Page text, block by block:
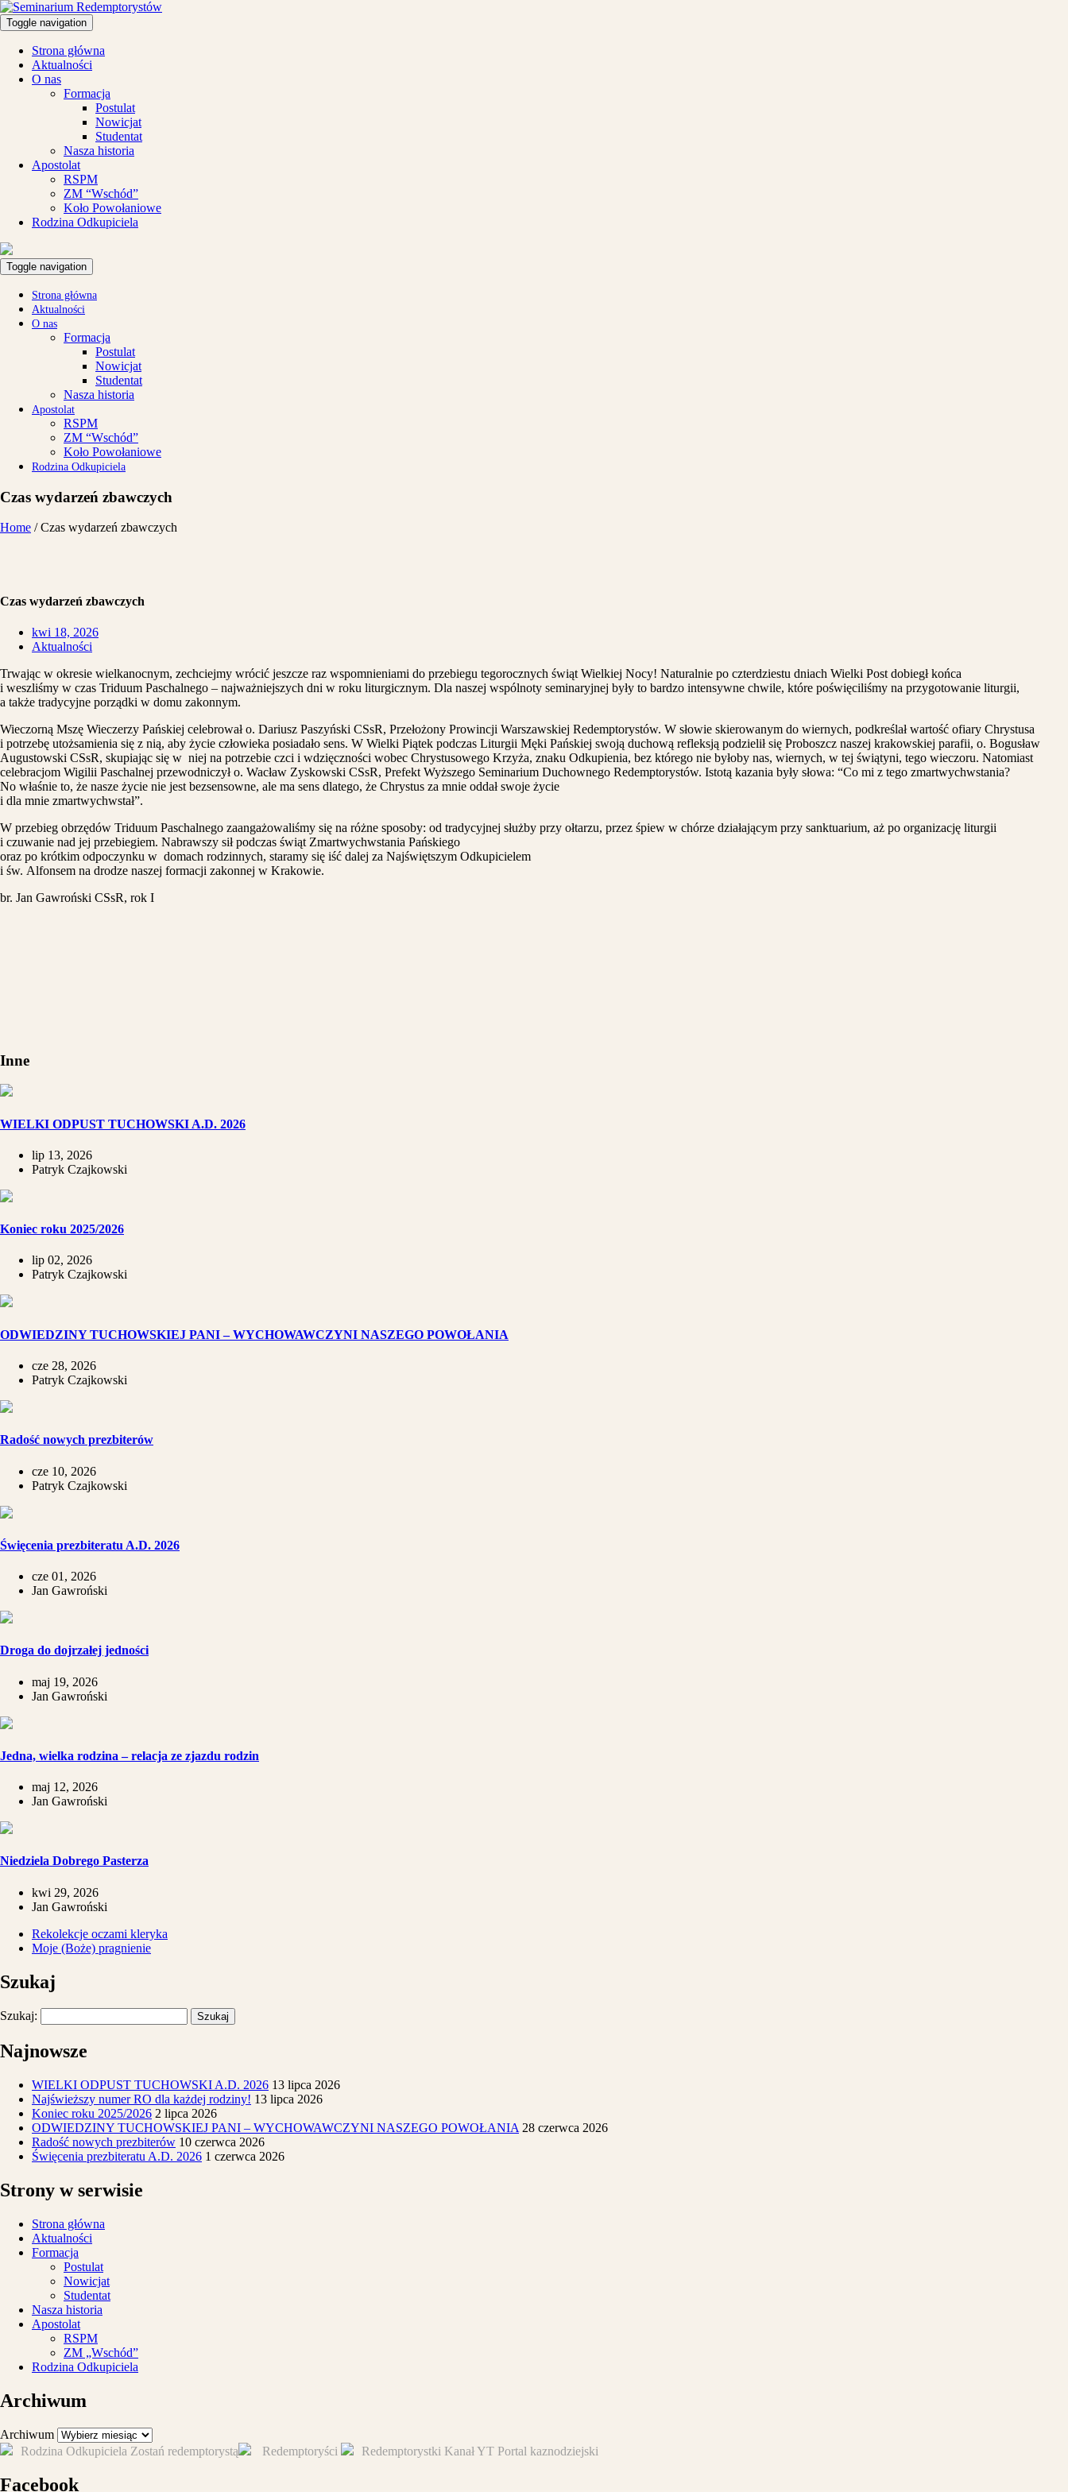
Toggle navigation
Strona główna
Aktualności
O nas
Formacja
Postulat
Nowicjat
Studentat
Nasza historia
Apostolat
RSPM
ZM “Wschód”
Koło Powołaniowe
Rodzina Odkupiciela
Toggle navigation
Strona główna
Aktualności
O nas
Formacja
Postulat
Nowicjat
Studentat
Nasza historia
Apostolat
RSPM
ZM “Wschód”
Koło Powołaniowe
Rodzina Odkupiciela
Czas wydarzeń zbawczych
Home / Czas wydarzeń zbawczych
Czas wydarzeń zbawczych
kwi 18, 2026
Aktualności
Trwając w okresie wielkanocnym, zechciejmy wrócić jeszcze raz wspomnieniami do przebiegu tegorocznych świąt Wielkiej Nocy! Naturalnie po czterdziestu dniach Wielki Post dobiegł końca
i weszliśmy w czas Triduum Paschalnego – najważniejszych dni w roku liturgicznym. Dla naszej wspólnoty seminaryjnej były to bardzo intensywne chwile, które poświęciliśmy na przygotowanie liturgii,
a także tradycyjne porządki w domu zakonnym.
Wieczorną Mszę Wieczerzy Pańskiej celebrował o. Dariusz Paszyński CSsR, Przełożony Prowincji Warszawskiej Redemptorystów. W słowie skierowanym do wiernych, podkreślał wartość ofiary Chrystusa
i potrzebę utożsamienia się z nią, aby życie człowieka posiadało sens. W Wielki Piątek podczas Liturgii Męki Pańskiej swoją duchową refleksją podzielił się Proboszcz naszej krakowskiej parafii, o. Bogusław
Augustowski CSsR, skupiając się w niej na potrzebie czci i wdzięczności wobec Chrystusowego Krzyża, znaku Odkupienia, bez którego nie byłoby nas, wiernych, w tej świątyni, tego wieczoru. Natomiast
celebracjom Wigilii Paschalnej przewodniczył o. Wacław Zyskowski CSsR, Prefekt Wyższego Seminarium Duchownego Redemptorystów. Istotą kazania były słowa: “Co mi z tego zmartwychwstania?
No właśnie to, że nasze życie nie jest bezsensowne, ale ma sens dlatego, że Chrystus za mnie oddał swoje życie
i dla mnie zmartwychwstał”.
W przebieg obrzędów Triduum Paschalnego zaangażowaliśmy się na różne sposoby: od tradycyjnej służby przy ołtarzu, przez śpiew w chórze działającym przy sanktuarium, aż po organizację liturgii
i czuwanie nad jej przebiegiem. Nabrawszy sił podczas świąt Zmartwychwstania Pańskiego
oraz po krótkim odpoczynku w domach rodzinnych, staramy się iść dalej za Najświętszym Odkupicielem
i św. Alfonsem na drodze naszej formacji zakonnej w Krakowie.
br. Jan Gawroński CSsR, rok I
Inne
WIELKI ODPUST TUCHOWSKI A.D. 2026
lip 13, 2026
Patryk Czajkowski
Koniec roku 2025/2026
lip 02, 2026
Patryk Czajkowski
ODWIEDZINY TUCHOWSKIEJ PANI – WYCHOWAWCZYNI NASZEGO POWOŁANIA
cze 28, 2026
Patryk Czajkowski
Radość nowych prezbiterów
cze 10, 2026
Patryk Czajkowski
Święcenia prezbiteratu A.D. 2026
cze 01, 2026
Jan Gawroński
Droga do dojrzałej jedności
maj 19, 2026
Jan Gawroński
​Jedna, wielka rodzina – relacja ze zjazdu rodzin
maj 12, 2026
Jan Gawroński
Niedziela Dobrego Pasterza
kwi 29, 2026
Jan Gawroński
Rekolekcje oczami kleryka
Moje (Boże) pragnienie
Szukaj
Szukaj:
Najnowsze
WIELKI ODPUST TUCHOWSKI A.D. 2026 13 lipca 2026
Najświeższy numer RO dla każdej rodziny! 13 lipca 2026
Koniec roku 2025/2026 2 lipca 2026
ODWIEDZINY TUCHOWSKIEJ PANI – WYCHOWAWCZYNI NASZEGO POWOŁANIA 28 czerwca 2026
Radość nowych prezbiterów 10 czerwca 2026
Święcenia prezbiteratu A.D. 2026 1 czerwca 2026
Strony w serwisie
Strona główna
Aktualności
Formacja
Postulat
Nowicjat
Studentat
Nasza historia
Apostolat
RSPM
ZM „Wschód”
Rodzina Odkupiciela
Archiwum
Archiwum
Rodzina Odkupiciela Zostań redemptorystą Redemptoryści Redemptorystki Kanał YT Portal kaznodziejski
Facebook